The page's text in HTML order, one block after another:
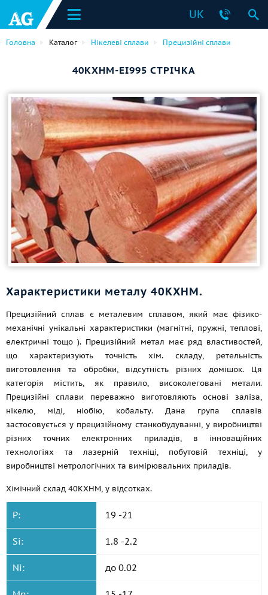
UK
Головна Каталог Нікелеві сплави Прецизійні сплави
40КХНМ-ЕІ995 СТРІЧКА
Характеристики металу 40КХНМ.
Прецизійний сплав є металевим сплавом, який має фізико-
механічні унікальні характеристики (магнітні, пружні, теплові,
електричнітощо ). Прецизійний метал має ряд властивостей,
що характеризують точність хім. складу, ретельність
виготовлення та обробки, відсутність різних домішок. Ця
категорія містить, як правило, високолеговані метали.
Прецизійні сплави переважно виготовляють основі заліза,
нікелю, міді, ніобію, кобальту. Дана група сплавів
застосовується у прецизійному станкобудуванні, у виробництві
різних точних електронних приладів, в інноваційних
технологіях та лазерній техніці, побутовій техніці, у
виробництві метрологічних та вимірювальних приладів.
Хімічний склад 40КХНМ, у відсотках.
P: 19 -21
Si: 1.8 -2.2
Ni: до 0.02